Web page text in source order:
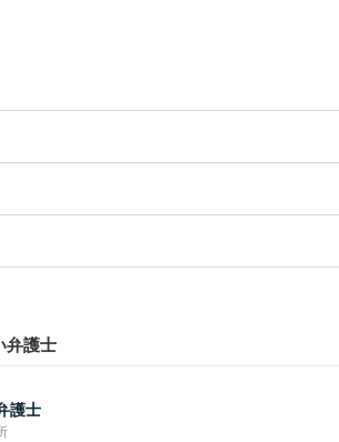
弁護士
護士